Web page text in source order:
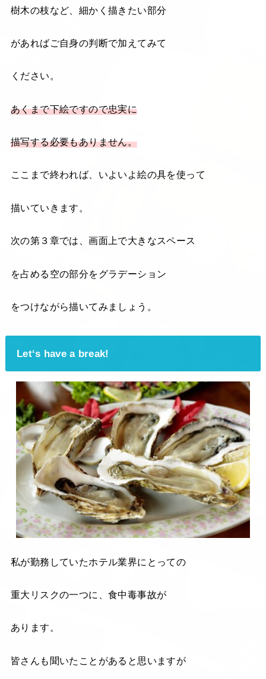
樹木の枝など、細かく描きたい部分
があればご自身の判断で加えてみて
ください。
あくまで下絵ですので忠実に
描写する必要もありません。
ここまで終われば、いよいよ絵の具を使って
描いていきます。
次の第３章では、画面上で大きなスペース
を占める空の部分をグラデーション
をつけながら描いてみましょう。
Let‘s have a break!
私が勤務していたホテル業界にとっての
重大リスクの一つに、食中毒事故が
あります。
皆さんも聞いたことがあると思いますが